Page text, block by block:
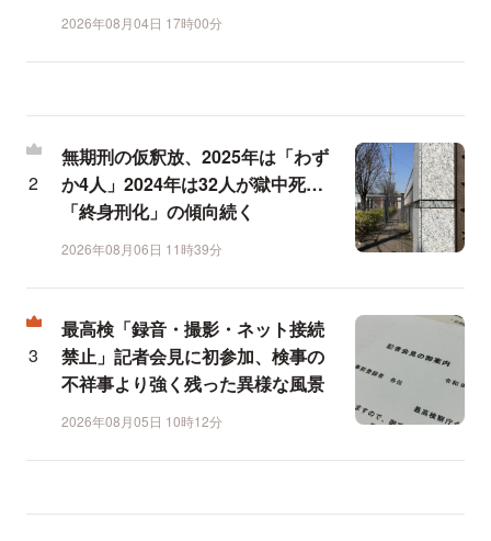
2026年08月04日 17時00分
無期刑の仮釈放、2025年は「わず
か4人」2024年は32人が獄中死…
「終身刑化」の傾向続く
2026年08月06日 11時39分
最高検「録音・撮影・ネット接続
禁止」記者会見に初参加、検事の
不祥事より強く残った異様な風景
2026年08月05日 10時12分